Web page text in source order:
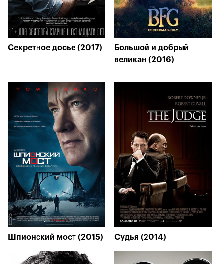
Секретное досье (2017)
Большой и добрый
великан (2016)
Шпионский мост (2015) Судья (2014)